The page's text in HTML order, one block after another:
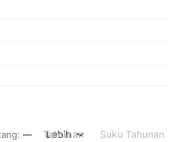
: — Tahunan Suku Tahunan
Lebih